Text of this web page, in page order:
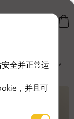
全并正常运
，并且可